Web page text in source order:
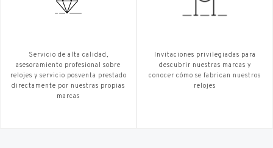
Servicio de alta calidad,
asesoramiento profesional sobre
relojes y servicio posventa prestado
directamente por nuestras propias
marcas
Invitaciones privilegiadas para
descubrir nuestras marcas y
conocer cómo se fabrican nuestros
relojes